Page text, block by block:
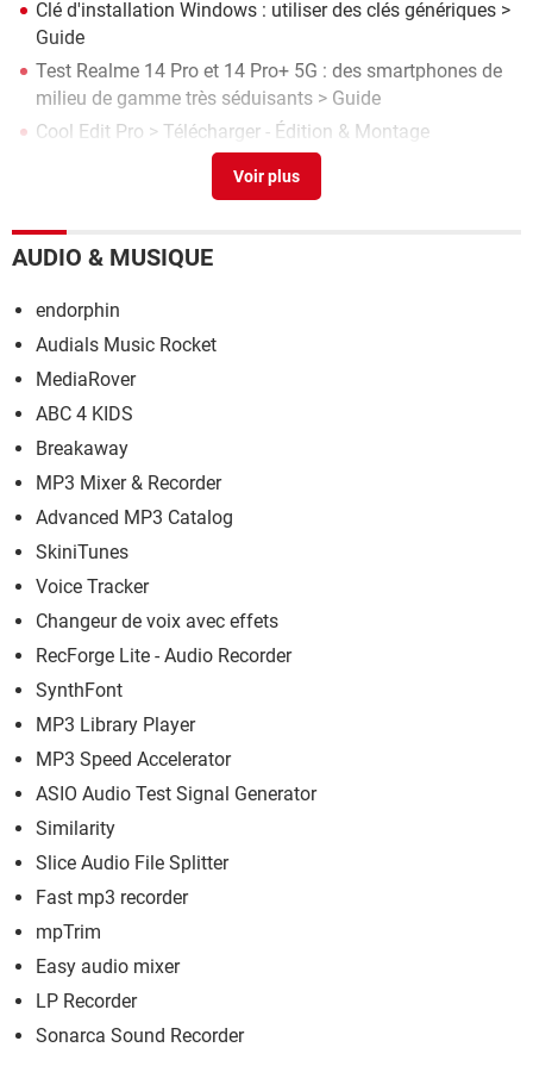
Clé d'installation Windows : utiliser des clés génériques >
Guide
Test Realme 14 Pro et 14 Pro+ 5G : des smartphones de
milieu de gamme très séduisants > Guide
Cool Edit Pro > Télécharger - Édition & Montage
IPhone 17, 17 Pro, 17 Pro Max et iPhone Air : les
nouveaux smartphones Apple aux meilleurs prix
Test Blackview Active 12 Pro 5G : une tablette endurcie
avec un vidéoprojecteur intégré
AUDIO & MUSIQUE
endorphin
Audials Music Rocket
MediaRover
ABC 4 KIDS
Breakaway
MP3 Mixer & Recorder
Advanced MP3 Catalog
SkiniTunes
Voice Tracker
Changeur de voix avec effets
RecForge Lite - Audio Recorder
SynthFont
MP3 Library Player
MP3 Speed Accelerator
ASIO Audio Test Signal Generator
Similarity
Slice Audio File Splitter
Fast mp3 recorder
mpTrim
Easy audio mixer
LP Recorder
Sonarca Sound Recorder